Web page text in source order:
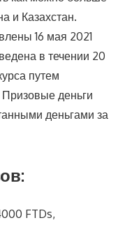
и Казахстан.
16 мая 2021
в течении 20
путем
деньги
деньгами за
FTDs,